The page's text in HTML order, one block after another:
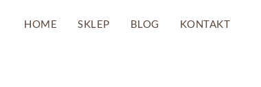
HOME SKLEP BLOG KONTAKT